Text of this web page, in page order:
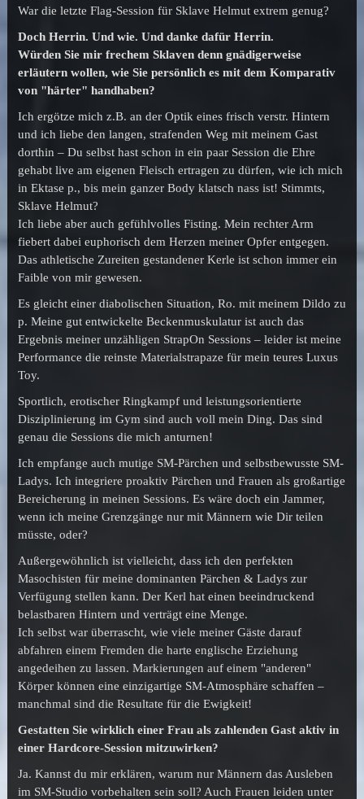
War die letzte Flag-Session für Sklave Helmut extrem genug?
Doch Herrin. Und wie. Und danke dafür Herrin.
Würden Sie mir frechem Sklaven denn gnädigerweise
erläutern wollen, wie Sie persönlich es mit dem Komparativ
von "härter" handhaben?
Ich ergötze mich z.B. an der Optik eines frisch verstr. Hintern
und ich liebe den langen, strafenden Weg mit meinem Gast
dorthin – Du selbst hast schon in ein paar Session die Ehre
gehabt live am eigenen Fleisch ertragen zu dürfen, wie ich mich
in Ektase p., bis mein ganzer Body klatsch nass ist! Stimmts,
Sklave Helmut?
Ich liebe aber auch gefühlvolles Fisting. Mein rechter Arm
fiebert dabei euphorisch dem Herzen meiner Opfer entgegen.
Das athletische Zureiten gestandener Kerle ist schon immer ein
Faible von mir gewesen.
Es gleicht einer diabolischen Situation, Ro. mit meinem Dildo zu
p. Meine gut entwickelte Beckenmuskulatur ist auch das
Ergebnis meiner unzähligen StrapOn Sessions – leider ist meine
Performance die reinste Materialstrapaze für mein teures Luxus
Toy.
Sportlich, erotischer Ringkampf und leistungsorientierte
Disziplinierung im Gym sind auch voll mein Ding. Das sind
genau die Sessions die mich anturnen!
Ich empfange auch mutige SM-Pärchen und selbstbewusste SM-
Ladys. Ich integriere proaktiv Pärchen und Frauen als großartige
Bereicherung in meinen Sessions. Es wäre doch ein Jammer,
wenn ich meine Grenzgänge nur mit Männern wie Dir teilen
müsste, oder?
Außergewöhnlich ist vielleicht, dass ich den perfekten
Masochisten für meine dominanten Pärchen & Ladys zur
Verfügung stellen kann. Der Kerl hat einen beeindruckend
belastbaren Hintern und verträgt eine Menge.
Ich selbst war überrascht, wie viele meiner Gäste darauf
abfahren einem Fremden die harte englische Erziehung
angedeihen zu lassen. Markierungen auf einem "anderen"
Körper können eine einzigartige SM-Atmosphäre schaffen –
manchmal sind die Resultate für die Ewigkeit!
Gestatten Sie wirklich einer Frau als zahlenden Gast aktiv in
einer Hardcore-Session mitzuwirken?
Ja. Kannst du mir erklären, warum nur Männern das Ausleben
im SM-Studio vorbehalten sein soll? Auch Frauen leiden unter